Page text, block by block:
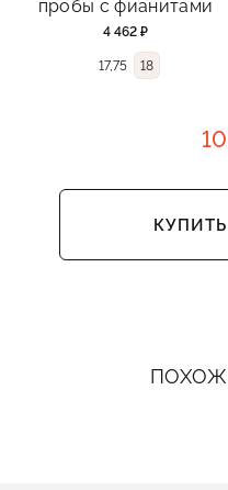
пробы с фианитами
4 462 ₽
17,75 18